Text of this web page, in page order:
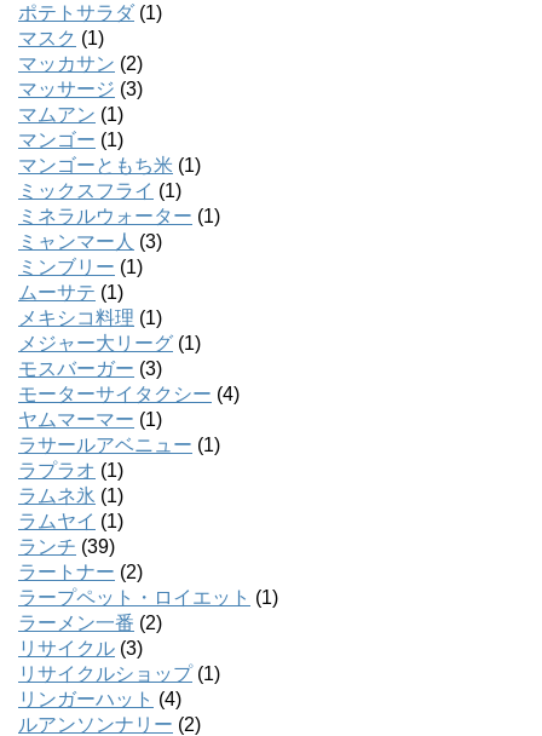
ポテトサラダ (1)
マスク (1)
マッカサン (2)
マッサージ (3)
マムアン (1)
マンゴー (1)
マンゴーともち米 (1)
ミックスフライ (1)
ミネラルウォーター (1)
ミャンマー人 (3)
ミンブリー (1)
ムーサテ (1)
メキシコ料理 (1)
メジャー大リーグ (1)
モスバーガー (3)
モーターサイタクシー (4)
ヤムマーマー (1)
ラサールアベニュー (1)
ラプラオ (1)
ラムネ氷 (1)
ラムヤイ (1)
ランチ (39)
ラートナー (2)
ラープペット・ロイエット (1)
ラーメン一番 (2)
リサイクル (3)
リサイクルショップ(1)
リンガーハット (4)
ルアンソンナリー (2)